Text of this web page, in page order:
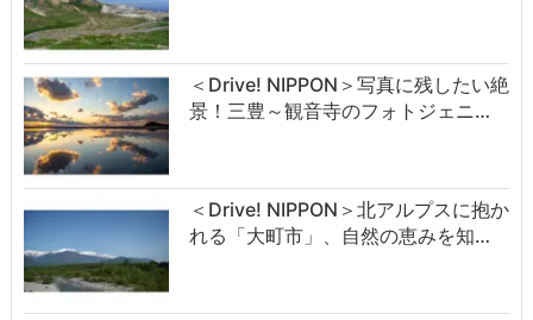
＜Drive! NIPPON＞写真に残したい絶
景！三豊～観音寺のフォトジェニ…
＜Drive! NIPPON＞北アルプスに抱か
れる「大町市」、自然の恵みを知…